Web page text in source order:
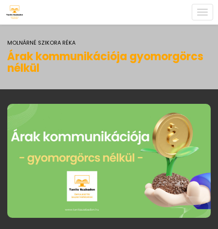
MOLNÁRNÉ SZIKORA RÉKA
Árak kommunikációja gyomorgörcs
nélkül